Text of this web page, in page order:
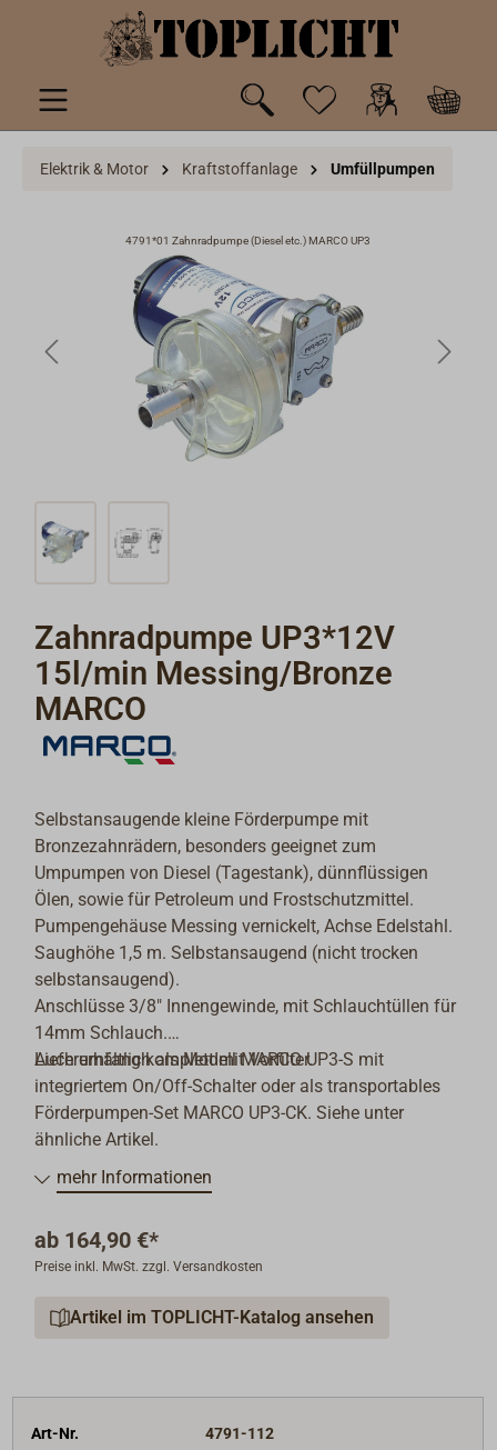
springen
Elektrik & Motor Kraftstoffanlage Umfüllpumpen
4791*01 Zahnradpumpe (Diesel etc.) MARCO UP3
Zahnradpumpe UP3*12V
15l/min Messing/Bronze
MARCO
Selbstansaugende kleine Förderpumpe mit
Bronzezahnrädern, besonders geeignet zum
Umpumpen von Diesel (Tagestank), dünnflüssigen
Ölen, sowie für Petroleum und Frostschutzmittel.
Pumpengehäuse Messing vernickelt, Achse Edelstahl.
Saughöhe 1,5 m. Selbstansaugend (nicht trocken
selbstansaugend).
Anschlüsse 3/8" Innengewinde, mit Schlauchtüllen für
14mm Schlauch.
Lieferumfang komplett mit Vorfilter.
Auch erhältlich als Modell MARCO UP3-S mit
integriertem On/Off-Schalter oder als transportables
Förderpumpen-Set MARCO UP3-CK. Siehe unter
ähnliche Artikel.
mehr Informationen
ab 164,90 €*
Preise inkl. MwSt. zzgl. Versandkosten
Artikel im TOPLICHT-Katalog ansehen
Art-Nr.
4791-112